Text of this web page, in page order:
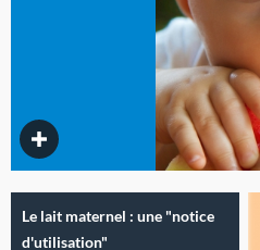
Le lait maternel : une "notice
d'utilisation"